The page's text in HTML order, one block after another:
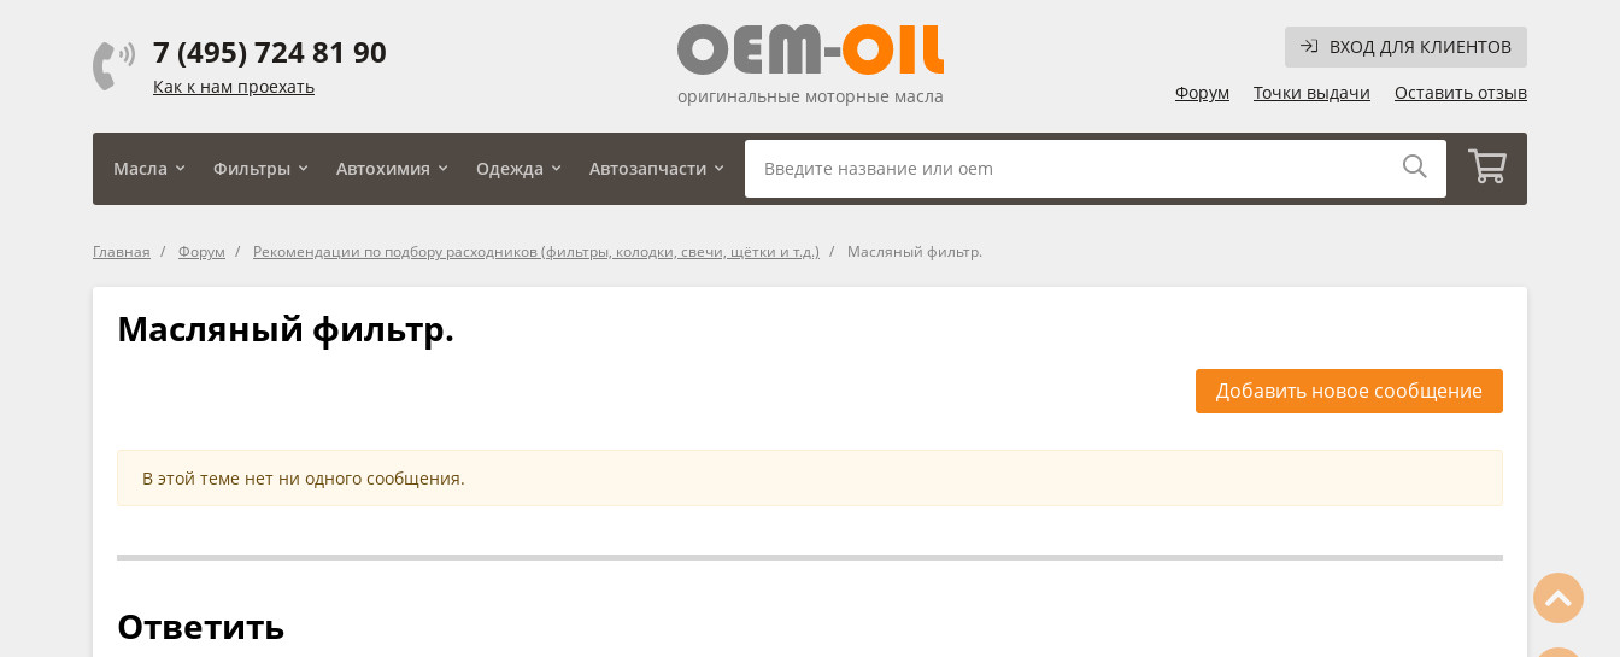
7 (495) 724 81 90
Как к нам проехать
ВХОД ДЛЯ КЛИЕНТОВ
Форум
Точки выдачи Оставить отзыв
оригинальные моторные масла
Масла Фильтры Автохимия Одежда Автозапчасти
Главная Форум Рекомендации по подбору расходников (фильтры, колодки, свечи, щётки и т.д.) Масляный фильтр.
Масляный фильтр.
Добавить новое сообщение
В этой теме нет ни одного сообщения.
Ответить